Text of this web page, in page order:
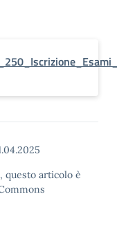
questo articolo è